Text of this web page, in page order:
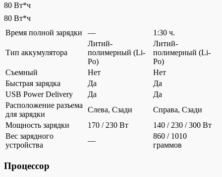
80 Вт*ч
80 Вт*ч
Время полной зарядки
— 1:30 ч.
Тип аккумулятора
Литий-
полимерный (Li-
Po)
Литий-
полимерный (Li-
Po)
Съемный
Нет
Нет
Быстрая зарядка
Да
Да
USB Power Delivery
Да
Да
Расположение разъема
для зарядки
Слева, Сзади
Справа, Сзади
Мощность зарядки
170 / 230 Вт
140 / 230 / 300 Вт
Вес зарядного
устройства
—
860 / 1010
граммов
Процессор